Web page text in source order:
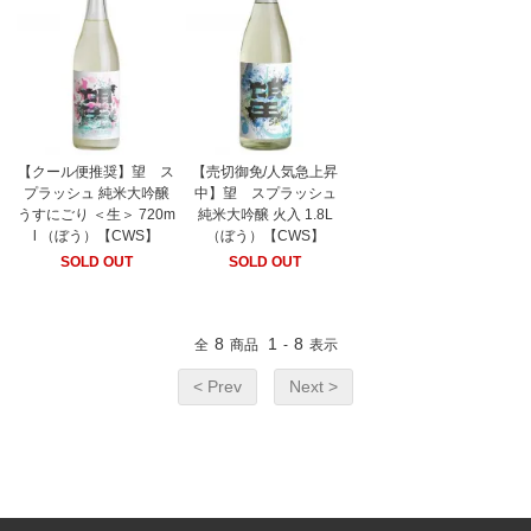
【クール便推奨】望 ス
プラッシュ 純米大吟醸
うすにごり ＜生＞ 720m
l （ぼう）【CWS】
SOLD OUT
【売切御免/人気急上昇
中】望 スプラッシュ
純米大吟醸 火入 1.8L
（ぼう）【CWS】
SOLD OUT
全 8 商品 1 - 8 表示
< Prev Next >